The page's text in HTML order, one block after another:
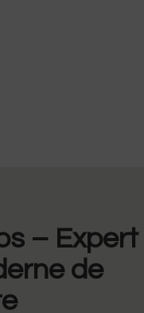
– Expert
de